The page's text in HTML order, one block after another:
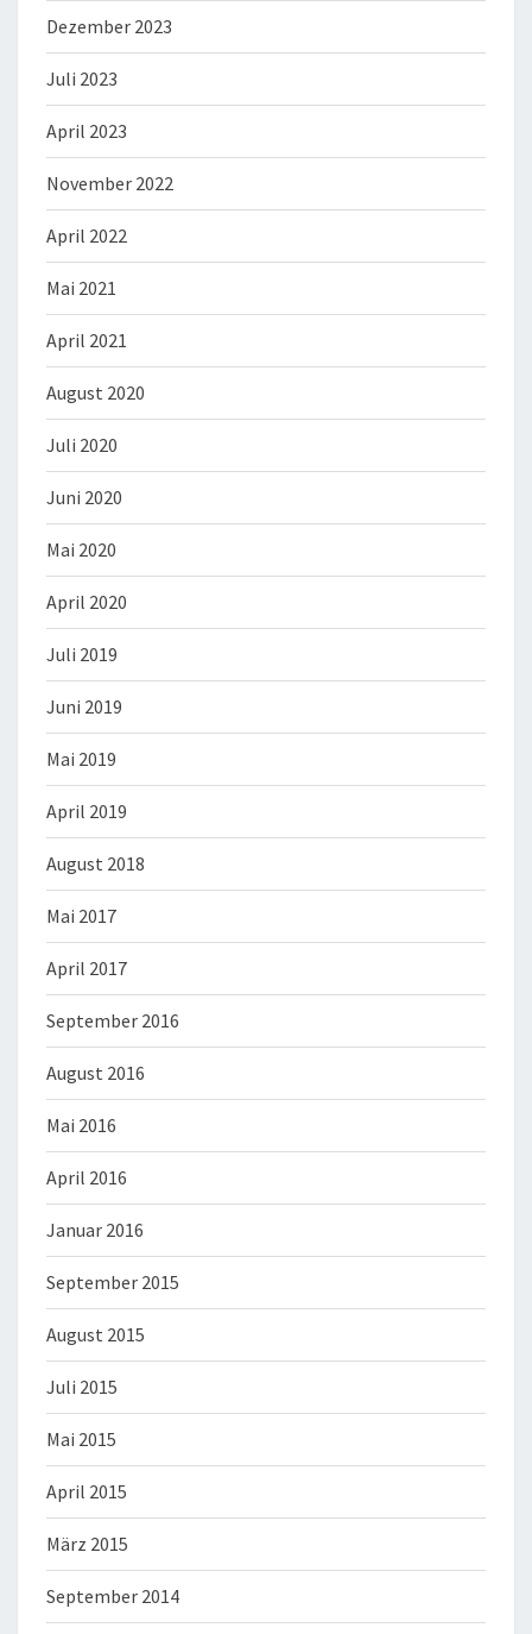
Dezember 2023
Juli 2023
April 2023
November 2022
April 2022
Mai 2021
April 2021
August 2020
Juli 2020
Juni 2020
Mai 2020
April 2020
Juli 2019
Juni 2019
Mai 2019
April 2019
August 2018
Mai 2017
April 2017
September 2016
August 2016
Mai 2016
April 2016
Januar 2016
September 2015
August 2015
Juli 2015
Mai 2015
April 2015
März 2015
September 2014